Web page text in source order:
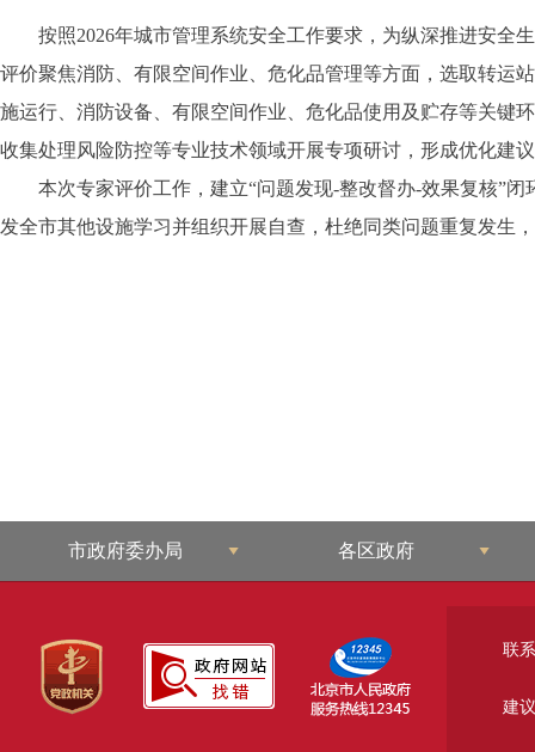
按照2026年城市管理系统安全工作要求，为纵深推进安全
评价聚焦消防、有限空间作业、危化品管理等方面，选取转运
施运行、消防设备、有限空间作业、危化品使用及贮存等关键
收集处理风险防控等专业技术领域开展专项研讨，形成优化建
本次专家评价工作，建立“问题发现-整改督办-效果复核”
发全市其他设施学习并组织开展自查，杜绝同类问题重复发生
市政府委办局 各区政府
联
建